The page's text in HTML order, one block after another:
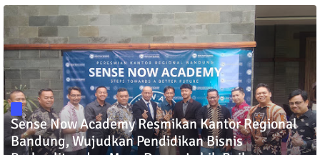
Sense Now Academy Resmikan Kantor Regional
Bandung, Wujudkan Pendidikan Bisnis